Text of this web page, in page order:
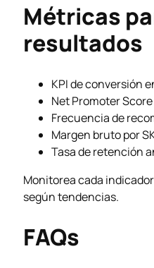
Métricas
resultados
KPI de conversión
Net Promoter Score
Frecuencia de
Margen bruto por
Tasa de retención
Monitorea cada
según tendencias.
FAQs